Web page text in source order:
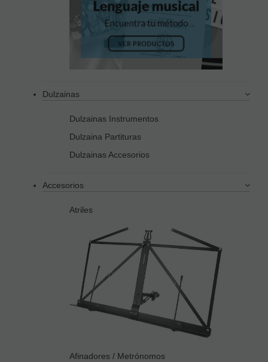
Dulzainas
Dulzainas Instrumentos
Dulzaina Partituras
Dulzainas Accesorios
Accesorios
Atriles
Afinadores / Metrónomos